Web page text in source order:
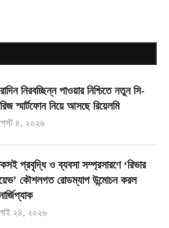
নিরবচ্ছিন্ন পাওয়ার নিশ্চিতে নতুন সি-
স্মার্টফোন নিয়ে আসছে রিয়েলমি
৪, ২০২৬
প্রবৃদ্ধি ও ব্যবসা সম্প্রসারণে ‘রিভার
কৌশলগত রোডম্যাপ উন্মোচন করল
২৪, ২০২৬